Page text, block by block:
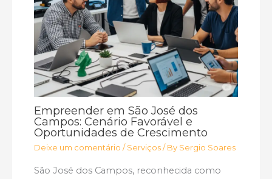
Empreender em São José dos
Campos: Cenário Favorável e
Oportunidades de Crescimento
Deixe um comentário / Serviços / By Sergio Soares
São José dos Campos, reconhecida como